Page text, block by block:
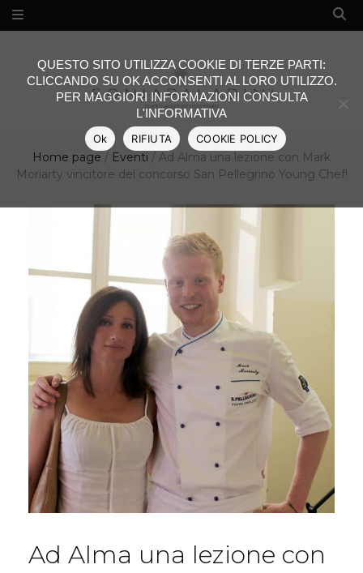
Home page / Eventi / Ad Alma una lezione con Mark
Moriarty vincitore del concorso San Pellegrino Young Chef!
Ad Alma una lezione con
QUESTO SITO UTILIZZA COOKIE DI TERZE PARTI:
CLICCANDO SU OK ACCONSENTI AL LORO UTILIZZO.
PER MAGGIORI INFORMAZIONI CONSULTA
L'INFORMATIVA
Ok RIFIUTA COOKIE POLICY